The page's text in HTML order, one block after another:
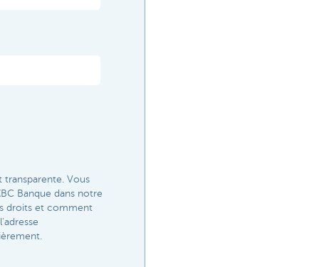
transparente. Vous
Banque dans notre
droits et comment